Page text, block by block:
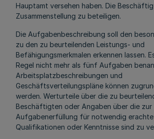
Hauptamt versehen haben. Die
Zusammenstellung zu beteiligen.
Die Aufgabenbeschreibung soll den
zu den zu beurteilenden Leistungs- und
Befähigungsmerkmalen erkennen lassen.
Regel nicht mehr als fünf Aufgaben
Arbeitsplatzbeschreibungen und
Geschäftsverteilungspläne können
werden. Werturteile über die zu
Beschäftigten oder Angaben über die zur
Aufgabenerfüllung für notwendig
Qualifikationen oder Kenntnisse sind zu